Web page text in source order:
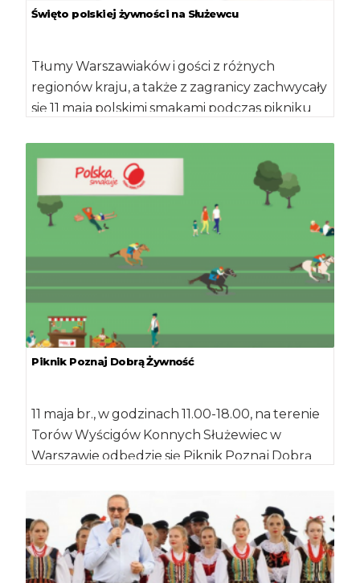
Święto polskiej żywności na Służewcu
Tłumy Warszawiaków i gości z różnych
regionów kraju, a także z zagranicy zachwycały
się 11 maja polskimi smakami podczas pikniku
Piknik Poznaj Dobrą Żywność
11 maja br., w godzinach 11.00-18.00, na terenie
Torów Wyścigów Konnych Służewiec w
Warszawie odbędzie się Piknik Poznaj Dobrą